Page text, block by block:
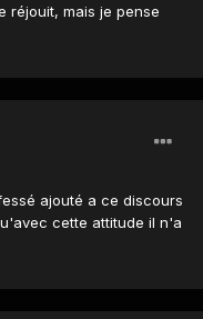
réjouit, mais je pense
ajouté a ce discours
cette attitude il n'a